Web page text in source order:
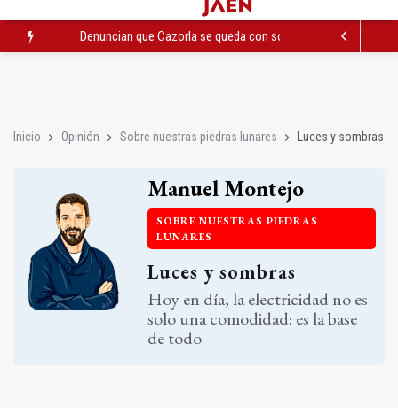
Denuncian que Cazorla se queda con solo dos bomberos por
Inicio Opinión Sobre nuestras piedras lunares Luces y sombras
Manuel Montejo
SOBRE NUESTRAS PIEDRAS
LUNARES
Luces y sombras
Hoy en día, la electricidad no es
solo una comodidad: es la base
de todo